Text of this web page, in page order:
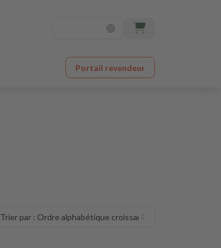
Portail revendeur
Trier par : Ordre alphabétique croissant